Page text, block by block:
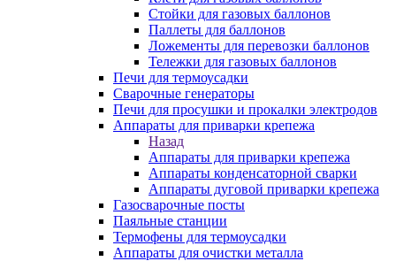
Стойки для газовых баллонов
Паллеты для баллонов
Ложементы для перевозки баллонов
Тележки для газовых баллонов
Печи для термоусадки
Сварочные генераторы
Печи для просушки и прокалки электродов
Аппараты для приварки крепежа
Назад
Аппараты для приварки крепежа
Аппараты конденсаторной сварки
Аппараты дуговой приварки крепежа
Газосварочные посты
Паяльные станции
Термофены для термоусадки
Аппараты для очистки металла